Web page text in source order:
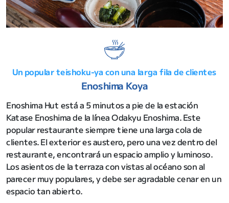
Un popular teishoku-ya con una larga fila de clientes
Enoshima Koya
Enoshima Hut está a 5 minutos a pie de la estación
Katase Enoshima de la línea Odakyu Enoshima. Este
popular restaurante siempre tiene una larga cola de
clientes. El exterior es austero, pero una vez dentro del
restaurante, encontrará un espacio amplio y luminoso.
Los asientos de la terraza con vistas al océano son al
parecer muy populares, y debe ser agradable cenar en un
espacio tan abierto.